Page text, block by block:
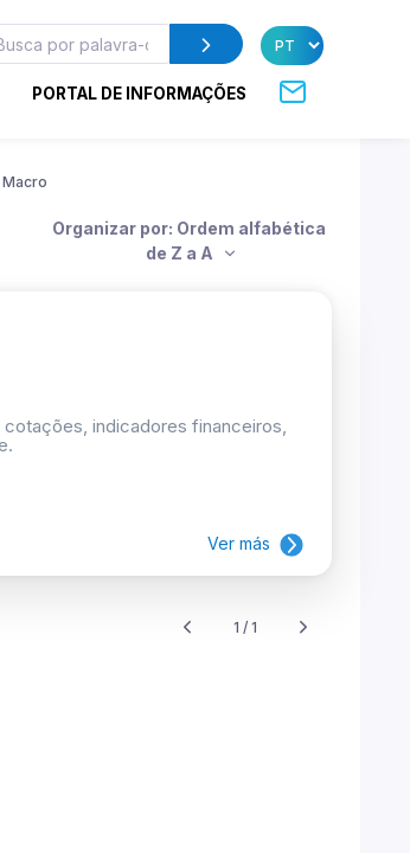
PORTAL DE INFORMAÇÕES
Organizar por: Ordem alfabética
de Z a A
indicadores financeiros,
Ver más
1 / 1